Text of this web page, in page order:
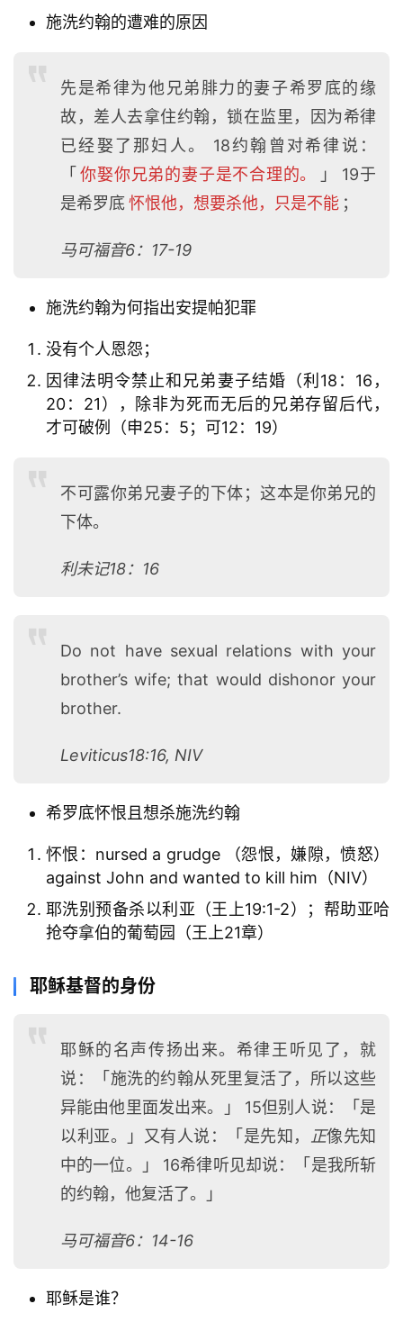
施洗约翰的遭难的原因
先是希律为他兄弟腓力的妻子希罗底的缘
故，差人去拿住约翰，锁在监里，因为希律
已经娶了那妇人。 18约翰曾对希律说：
「 你娶你兄弟的妻子是不合理的。
」 19于
是希罗底怀恨他，想要杀他，只是不能 ；
马可福音6：17-19
施洗约翰为何指出安提帕犯罪
没有个人恩怨；
因律法明令禁止和兄弟妻子结婚（利18：16，
20：21），除非为死而无后的兄弟存留后代，
才可破例（申25：5；可12：19）
不可露你弟兄妻子的下体；这本是你弟兄的
下体。
利未记18：16
Do not have sexual relations with your
brother’s wife; that would dishonor your
brother.
Leviticus18:16, NIV
希罗底怀恨且想杀施洗约翰
怀恨：nursed a grudge （怨恨，嫌隙，愤怒）
against John and wanted to kill him（NIV）
耶洗别预备杀以利亚（王上19:1-2）；帮助亚哈
抢夺拿伯的葡萄园（王上21章）
耶稣基督的身份
耶稣的名声传扬出来。希律王听见了，就
说：「施洗的约翰从死里复活了，所以这些
异能由他里面发出来。」 15但别人说：「是
以利亚。」又有人说：「是先知，
正像先知
中的一位。」 16希律听见却说：「是我所斩
的约翰，他复活了。」
马可福音6：14-16
耶稣是谁？